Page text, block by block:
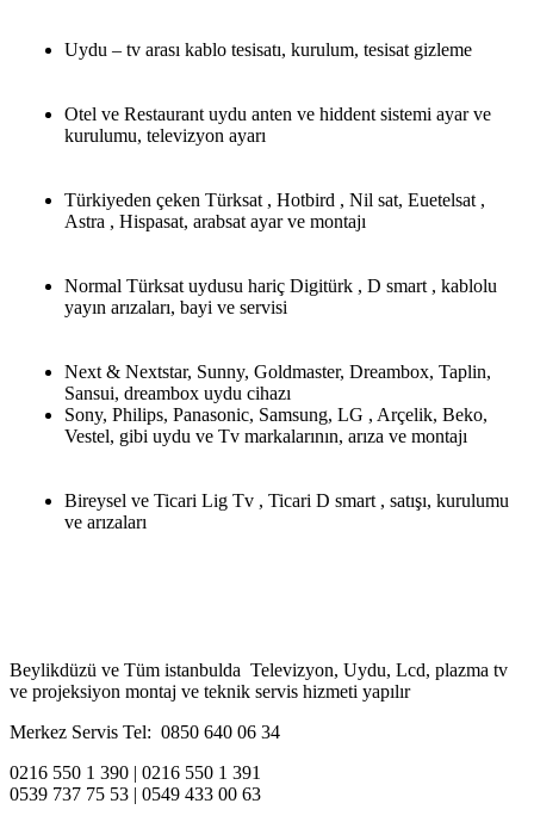
Uydu – tv arası kablo tesisatı, kurulum, tesisat gizleme
Otel ve Restaurant uydu anten ve hiddent sistemi ayar ve
kurulumu, televizyon ayarı
Türkiyeden çeken Türksat , Hotbird , Nil sat, Euetelsat ,
Astra , Hispasat, arabsat ayar ve montajı
Normal Türksat uydusu hariç Digitürk , D smart , kablolu
yayın arızaları, bayi ve servisi
Next & Nextstar, Sunny, Goldmaster, Dreambox, Taplin,
Sansui, dreambox uydu cihazı
Sony, Philips, Panasonic, Samsung, LG , Arçelik, Beko,
Vestel, gibi uydu ve Tv markalarının, arıza ve montajı
Bireysel ve Ticari Lig Tv , Ticari D smart , satışı, kurulumu
ve arızaları
Beylikdüzü ve Tüm istanbulda Televizyon, Uydu, Lcd, plazma tv
ve projeksiyon montaj ve teknik servis hizmeti yapılır
Merkez Servis Tel: 0850 640 06 34
0216 550 1 390 | 0216 550 1 391
0539 737 75 53 | 0549 433 00 63